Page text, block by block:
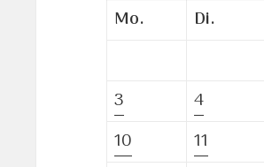
Mo.
Di.
3
4
10
11